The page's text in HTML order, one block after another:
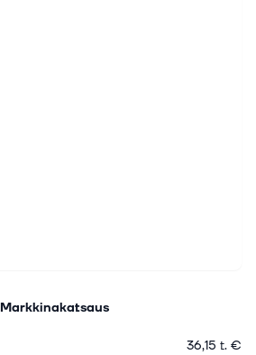
Markkinakatsaus
36,15 t. €